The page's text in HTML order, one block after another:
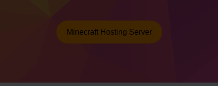
Minecraft Hosting Server